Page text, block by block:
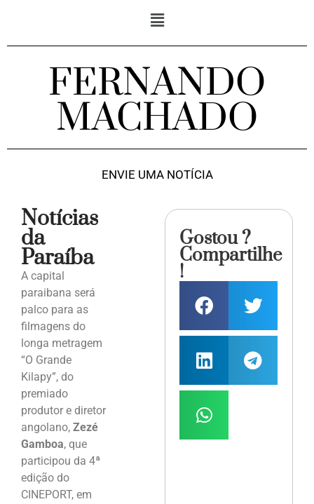
FERNANDO
MACHADO
ENVIE UMA NOTÍCIA
Notícias
da
Paraíba
A capital
paraibana será
palco para as
filmagens do
longa metragem
“O Grande
Kilapy”, do
premiado
produtor e diretor
angolano, Zezé
Gamboa, que
participou da 4ª
edição do
CINEPORT, em
Gostou ?
Compartilhe
!